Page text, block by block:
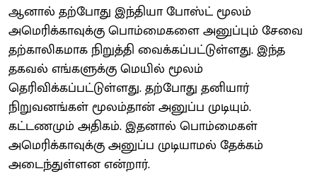
ஆனால் தற்போது இந்தியா போஸ்ட் மூலம்
அமெரிக்காவுக்கு பொம்மைகளை அனுப்பும் சேவை
தற்காலிகமாக நிறுத்தி வைக்கப்பட்டுள்ளது. இந்த
தகவல் எங்களுக்கு மெயில் மூலம்
தெரிவிக்கப்பட்டுள்ளது. தற்போது தனியார்
நிறுவனங்கள் மூலம்தான் அனுப்ப முடியும்.
கட்டணமும் அதிகம். இதனால் பொம்மைகள்
அமெரிக்காவுக்கு அனுப்ப முடியாமல் தேக்கம்
அடைந்துள்ளன என்றார்.